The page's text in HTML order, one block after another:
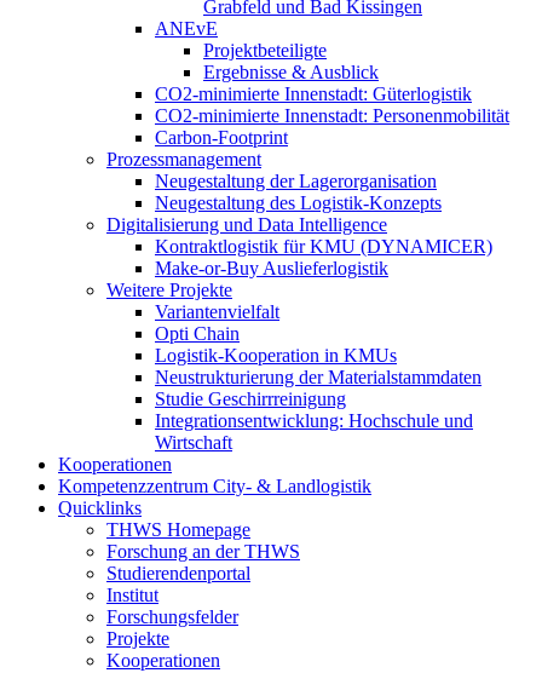
Grabfeld und Bad Kissingen
ANEvE
Projektbeteiligte
Ergebnisse & Ausblick
CO2-minimierte Innenstadt: Güterlogistik
CO2-minimierte Innenstadt: Personenmobilität
Carbon-Footprint
Prozessmanagement
Neugestaltung der Lagerorganisation
Neugestaltung des Logistik-Konzepts
Digitalisierung und Data Intelligence
Kontraktlogistik für KMU (DYNAMICER)
Make-or-Buy Auslieferlogistik
Weitere Projekte
Variantenvielfalt
Opti Chain
Logistik-Kooperation in KMUs
Neustrukturierung der Materialstammdaten
Studie Geschirrreinigung
Integrationsentwicklung: Hochschule und
Wirtschaft
Kooperationen
Kompetenzzentrum City- & Landlogistik
Quicklinks
THWS Homepage
Forschung an der THWS
Studierendenportal
Institut
Forschungsfelder
Projekte
Kooperationen